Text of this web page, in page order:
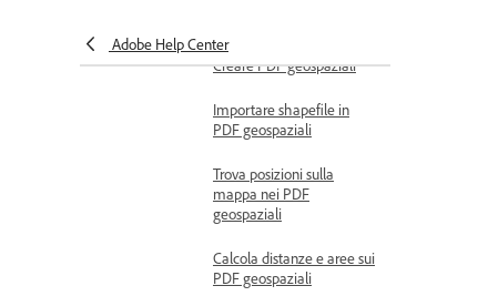
Adobe Help Center
Creare PDF geospaziali
Importare shapefile in
PDF geospaziali
Trova posizioni sulla
mappa nei PDF
geospaziali
Calcola distanze e aree sui
PDF geospaziali